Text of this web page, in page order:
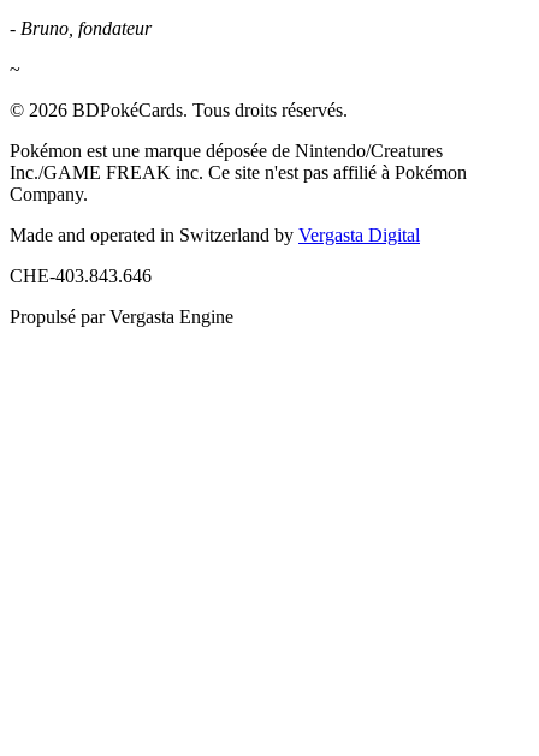
- Bruno, fondateur
~
© 2026 BDPokéCards. Tous droits réservés.
Pokémon est une marque déposée de Nintendo/Creatures
Inc./GAME FREAK inc. Ce site n'est pas affilié à Pokémon
Company.
Made and operated in Switzerland by Vergasta Digital
CHE-403.843.646
Propulsé par Vergasta Engine